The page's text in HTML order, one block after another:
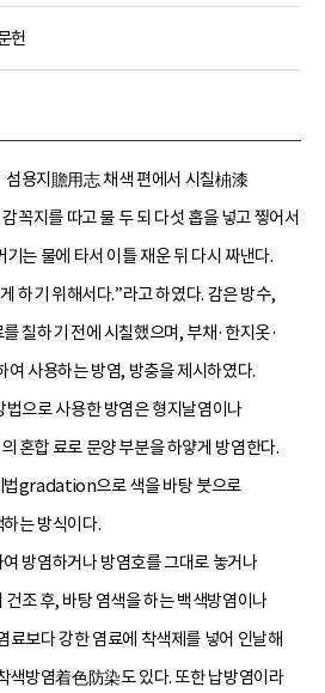
헌
용지贍用志 채색 편에서 시칠枾漆
꼭지를 따고 물 두 되 다섯 홉을 넣고 찧어서
는 물에 타서 이틀 재운 뒤 다시 짜낸다.
하기 위해서다.”라고 하였다. 감은 방수,
칠하기 전에 시칠했으며, 부채·한지옷·
여 사용하는 방염, 방충을 제시하였다.
법으로 사용한 방염은 형지날염이나
혼합 료로 문양 부분을 하얗게 방염한다.
법gradation으로 색을 바탕 붓으로
는 방식이다.
방염하거나 방염호를 그대로 놓거나
조 후, 바탕 염색을 하는 백색방염이나
료보다 강한 염료에 착색제를 넣어 인날해
색방염着色防染도 있다. 또한 납방염이라